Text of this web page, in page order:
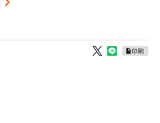
印刷